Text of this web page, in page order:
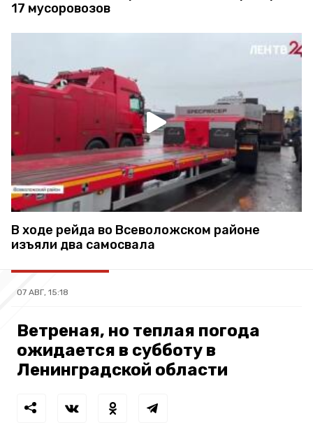
17 мусоровозов
В ходе рейда во Всеволожском районе
изъяли два самосвала
07 АВГ, 15:18
Ветреная, но теплая погода
ожидается в субботу в
Ленинградской области